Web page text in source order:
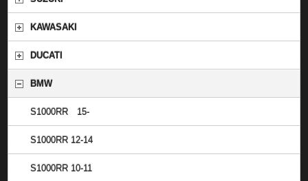
KAWASAKI
DUCATI
BMW
S1000RR 15-
S1000RR 12-14
S1000RR 10-11